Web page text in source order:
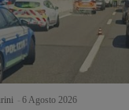
6 Agosto 2026